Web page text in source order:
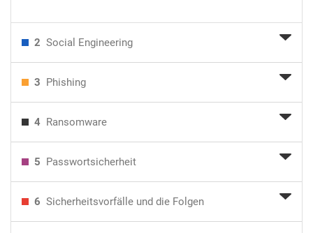
2 Social Engineering
3 Phishing
4 Ransomware
5 Passwortsicherheit
6 Sicherheitsvorfälle und die Folgen